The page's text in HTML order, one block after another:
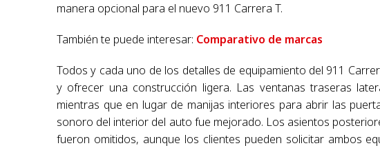
manera opcional para el nuevo 911 Carrera T.
También te puede interesar: Comparativo de marcas
Todos y cada uno de los detalles de equipamiento del 911
y ofrecer una construcción ligera. Las ventanas traseras
mientras que en lugar de manijas interiores para abrir las
sonoro del interior del auto fue mejorado. Los asientos
fueron omitidos, aunque los clientes pueden solicitar ambos